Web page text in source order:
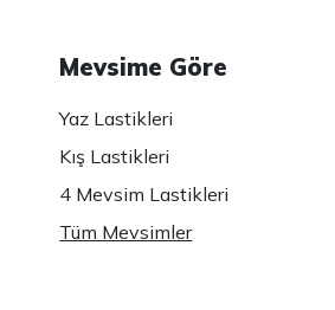
Mevsime Göre
Yaz Lastikleri
Kış Lastikleri
4 Mevsim Lastikleri
Tüm Mevsimler